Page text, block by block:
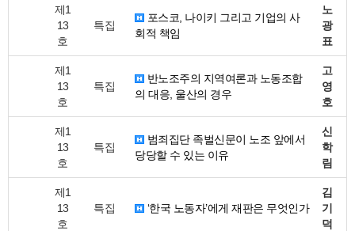
제1
13
호
특집
포스코, 나이키 그리고 기업의 사
회적 책임
노
광
표
제1
13
호
특집
반노조주의 지역여론과 노동조합
의 대응, 울산의 경우
고
영
호
제1
13
호
특집
범죄집단 족벌신문이 노조 앞에서
당당할 수 있는 이유
신
학
림
제1
13
호
특집 ‘한국 노동자’에게 재판은 무엇인가
김
기
덕